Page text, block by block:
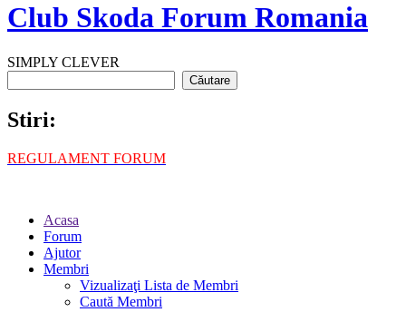
Club Skoda Forum Romania
SIMPLY CLEVER
Stiri:
REGULAMENT FORUM
Acasa
Forum
Ajutor
Membri
Vizualizaţi Lista de Membri
Caută Membri